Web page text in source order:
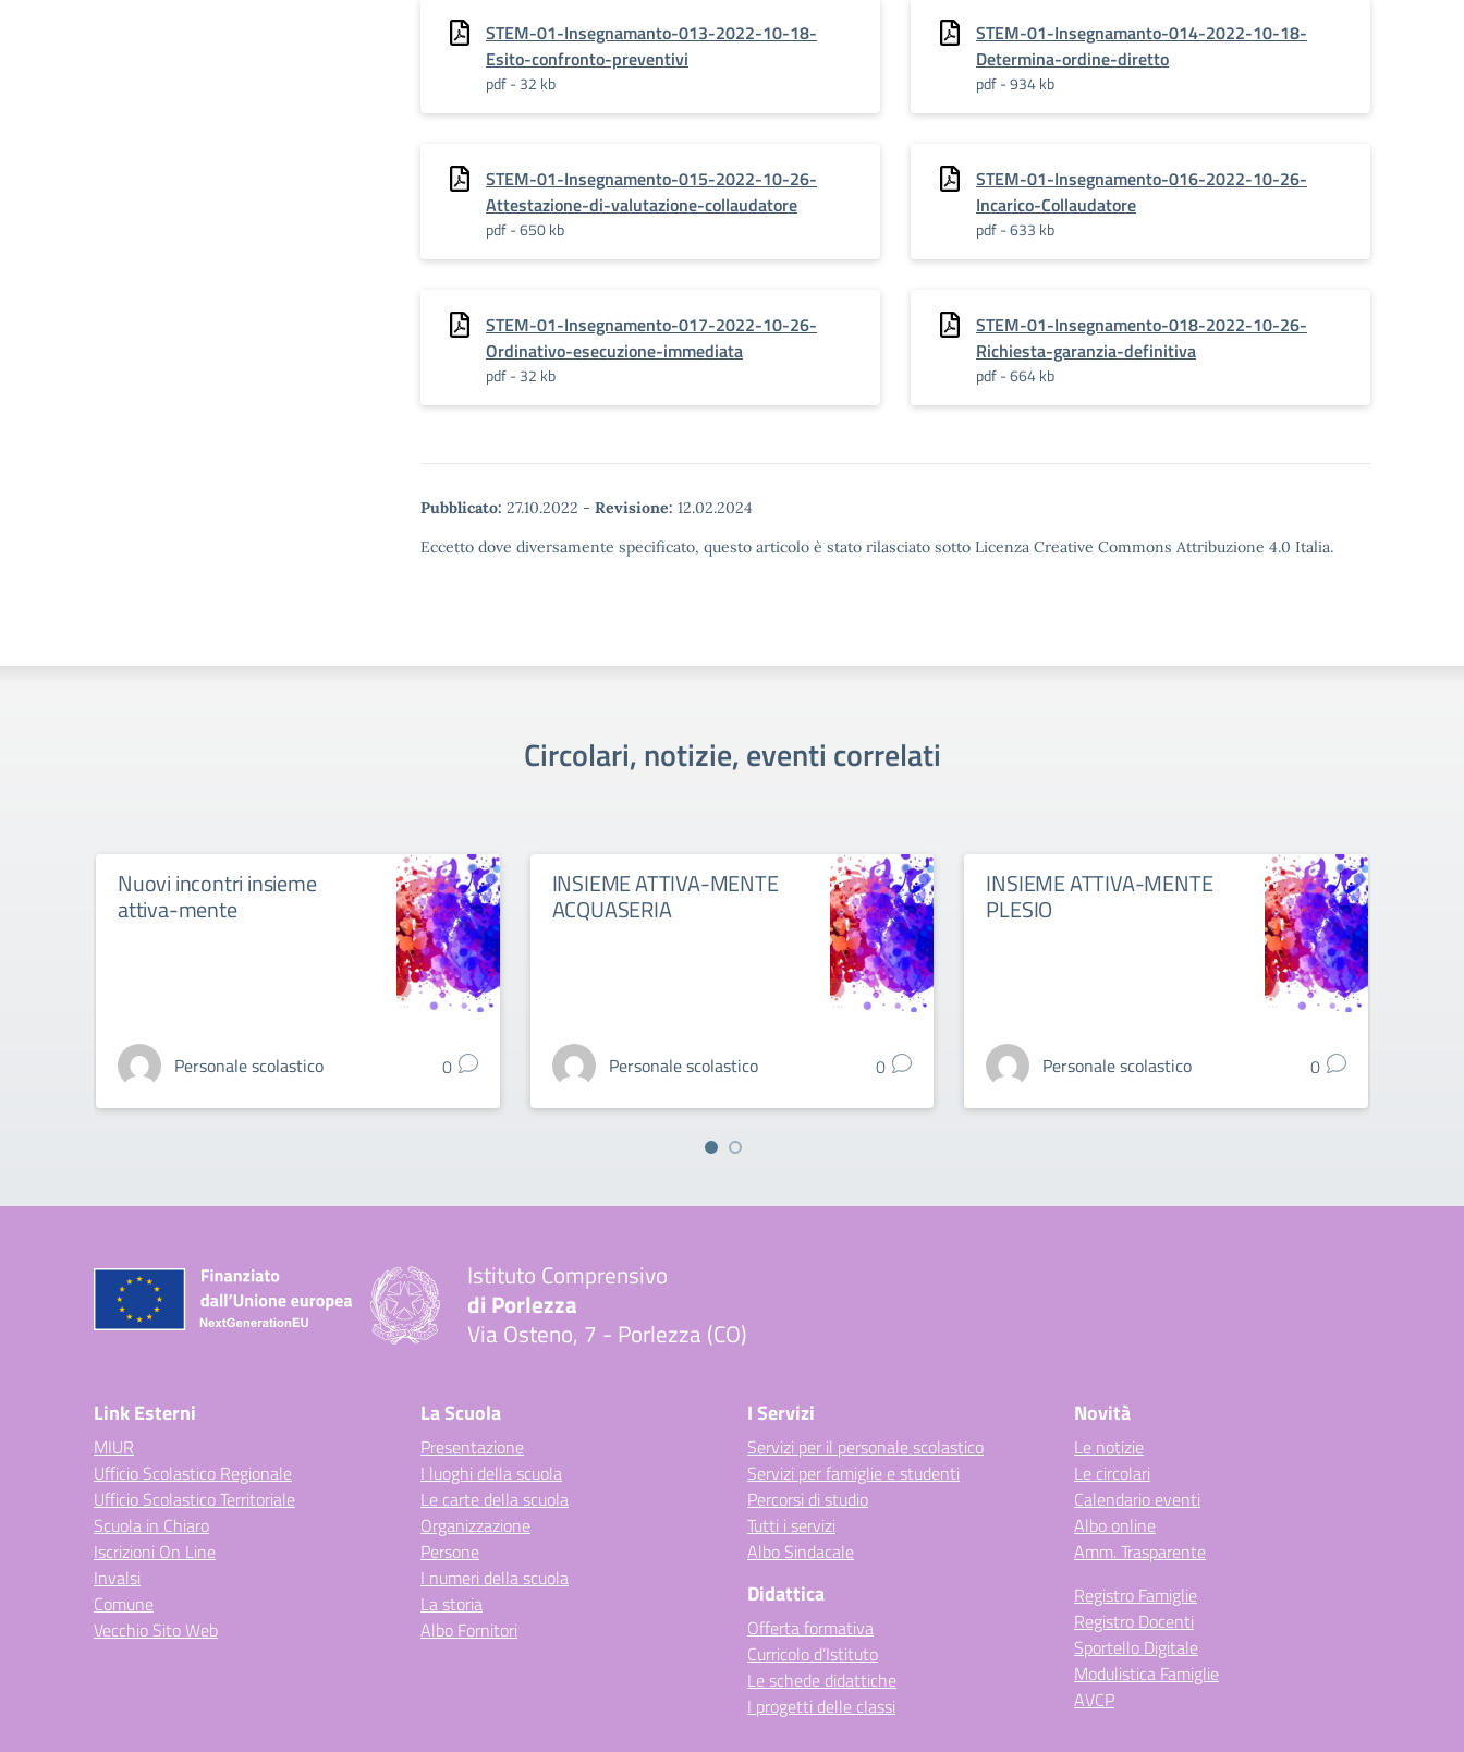
STEM-01-Insegnamanto-013-2022-10-18-
Esito-confronto-preventivi
pdf - 32 kb
STEM-01-Insegnamanto-014-2022-10-18-
Determina-ordine-diretto
pdf - 934 kb
STEM-01-Insegnamento-015-2022-10-26-
Attestazione-di-valutazione-collaudatore
pdf - 650 kb
STEM-01-Insegnamento-016-2022-10-26-
Incarico-Collaudatore
pdf - 633 kb
STEM-01-Insegnamento-017-2022-10-26-
Ordinativo-esecuzione-immediata
pdf - 32 kb
STEM-01-Insegnamento-018-2022-10-26-
Richiesta-garanzia-definitiva
pdf - 664 kb
Pubblicato: 27.10.2022 - Revisione: 12.02.2024
Eccetto dove diversamente specificato, questo articolo è stato rilasciato sotto Licenza Creative Commons Attribuzione 4.0 Italia.
Circolari, notizie, eventi correlati
Nuovi incontri insieme
attiva-mente
Personale scolastico 0
INSIEME ATTIVA-MENTE
ACQUASERIA
Personale scolastico 0
INSIEME ATTIVA-MENTE
PLESIO
Personale scolastico 0
Istituto Comprensivo
di Porlezza
Via Osteno, 7 - Porlezza (CO)
Link Esterni
MIUR
Ufficio Scolastico Regionale
Ufficio Scolastico Territoriale
Scuola in Chiaro
Iscrizioni On Line
Invalsi
Comune
Vecchio Sito Web
La Scuola
Presentazione
I luoghi della scuola
Le carte della scuola
Organizzazione
Persone
I numeri della scuola
La storia
Albo Fornitori
I Servizi
Servizi per il personale scolastico
Servizi per famiglie e studenti
Percorsi di studio
Tutti i servizi
Albo Sindacale
Didattica
Offerta formativa
Curricolo d’Istituto
Le schede didattiche
I progetti delle classi
Novità
Le notizie
Le circolari
Calendario eventi
Albo online
Amm. Trasparente
Registro Famiglie
Registro Docenti
Sportello Digitale
Modulistica Famiglie
AVCP